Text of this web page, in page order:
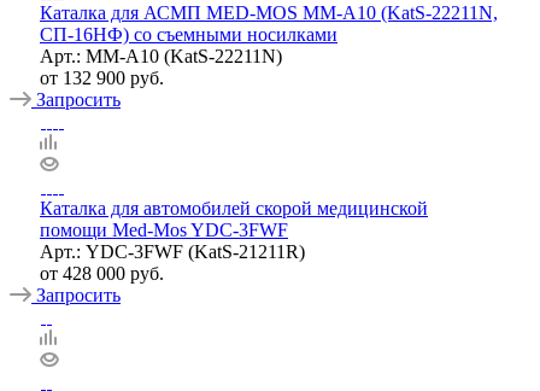
Каталка для АСМП MED-MOS ММ-А10 (KatS-22211N,
СП-16НФ) со съемными носилками
Арт.: ММ-А10 (KatS-22211N)
от 132 900 руб.
Запросить
Каталка для автомобилей скорой медицинской
помощи Med-Mos YDC-3FWF
Арт.: YDC-3FWF (KatS-21211R)
от 428 000 руб.
Запросить